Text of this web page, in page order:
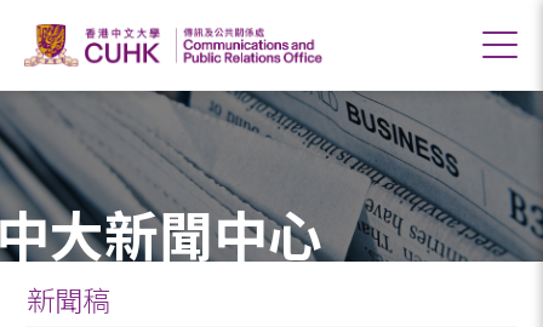
大新聞中心
新聞稿